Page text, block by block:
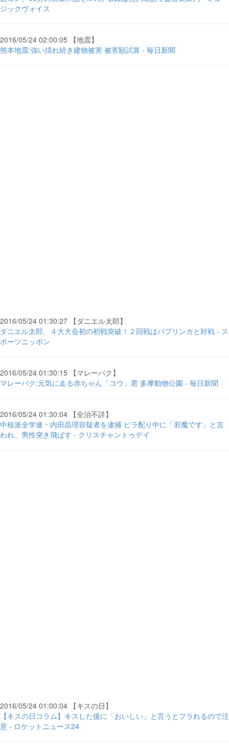
ジックヴォイス
2016/05/24 02:00:05 【地震】
熊本地震:強い揺れ続き建物被害 被害額試算 - 毎日新聞
2016/05/24 01:30:27 【ダニエル太郎】
ダニエル太郎、４大大会初の初戦突破！２回戦はバブリンカと対戦 - ス
ポーツニッポン
2016/05/24 01:30:15 【マレーバク】
マレーバク:元気に走る赤ちゃん「コウ」君 多摩動物公園 - 毎日新聞
2016/05/24 01:30:04 【全治不詳】
中核派全学連・内田晶理容疑者を逮捕 ビラ配り中に「邪魔です」と言
われ、男性突き飛ばす - クリスチャントゥデイ
2016/05/24 01:00:04 【キスの日】
【キスの日コラム】キスした後に「おいしい」と言うとフラれるので注
意 - ロケットニュース24